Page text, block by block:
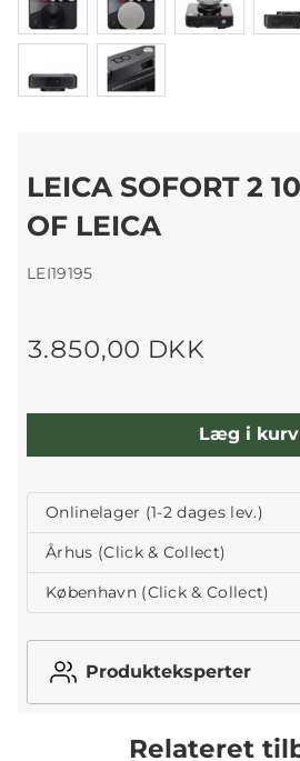
LEICA SOFORT 2
OF LEICA
LEI19195
3.850,00 DKK
Læg i kurv
Onlinelager (1-2 dages lev.)
Århus (Click & Collect)
København (Click & Collect)
Produkteksperter
Relateret